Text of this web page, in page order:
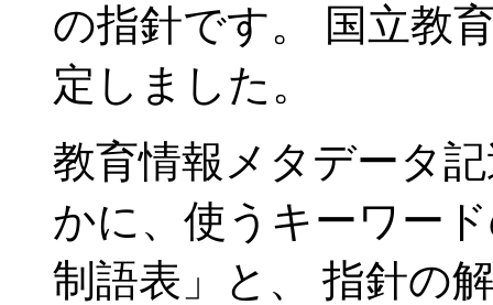
の指針です。 国立教
定しました。
教育情報メタデータ
かに、使うキーワー
制語表」と、 指針の